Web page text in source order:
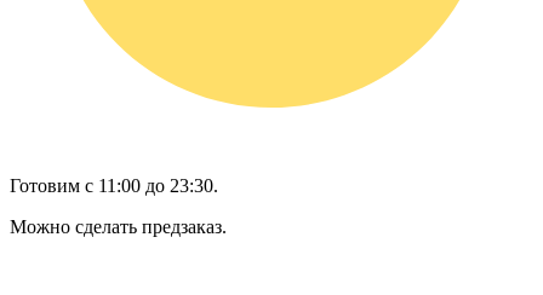
Готовим с 11:00 до 23:30.
Можно сделать предзаказ.